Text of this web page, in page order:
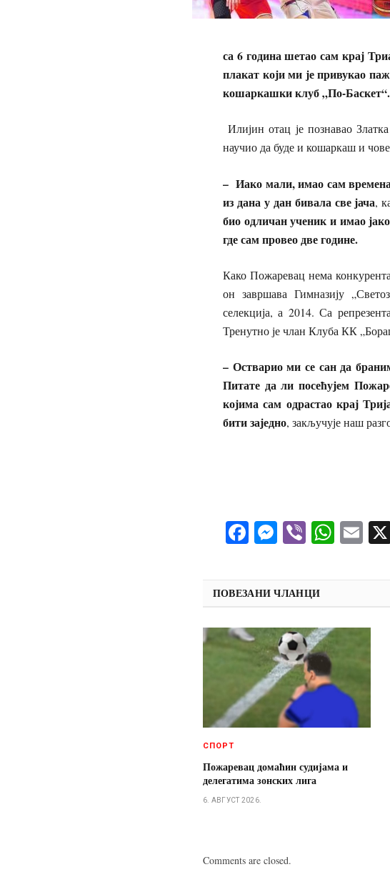
са 6 година шетао сам крај Т
плакат који ми је привукао
кошаркашки клуб„По-Баскет“
Илијин отац је познавао
научио да буде и кошаркаш и
– Иако мали,имао сам
из дана у данбивала све јача,
био одличан ученик и имао
где сам провео две године.
Како Пожаревац нема
он завршава Гимназију
селекција, а 2014. Са
Тренутно је члан Клуба КК
– Остварио ми се сан да
Питате да ли посећујем
којима сам одрастао крај
бити заједно, закључује наш
Facebook
Messenger
Viber
ПОВЕЗАНИ ЧЛАНЦИ
СПОРТ
Пожаревац домаћин судијама и
делегатима зонских лига
6. АВГУСТ 2026.
Comments are closed.